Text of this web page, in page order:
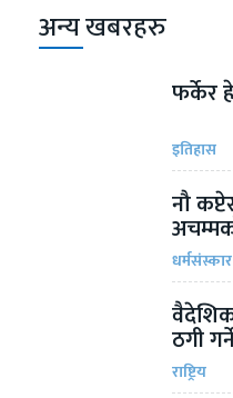
अन्य खबरहरु
फर्केर
इतिहास
नौ
धर्मसंस्कार
ठगी
राष्ट्रिय